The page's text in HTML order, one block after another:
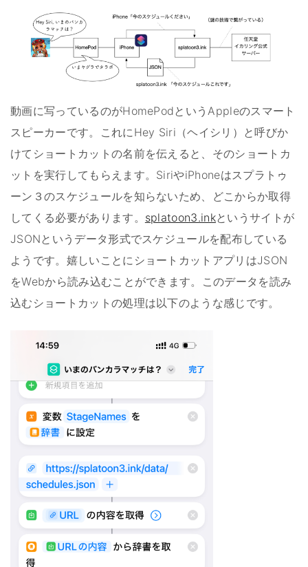
動画に写っているのがHomePodというAppleのスマート
スピーカーです。これにHey Siri（ヘイシリ）と呼びか
けてショートカットの名前を伝えると、そのショートカ
ットを実行してもらえます。SiriやiPhoneはスプラトゥ
ーン３のスケジュールを知らないため、どこからか取得
してくる必要があります。 splatoon3.inkというサイトが
JSONというデータ形式でスケジュールを配布している
ようです。嬉しいことにショートカットアプリはJSON
をWebから読み込むことができます。このデータを読み
込むショートカットの処理は以下のような感じです。